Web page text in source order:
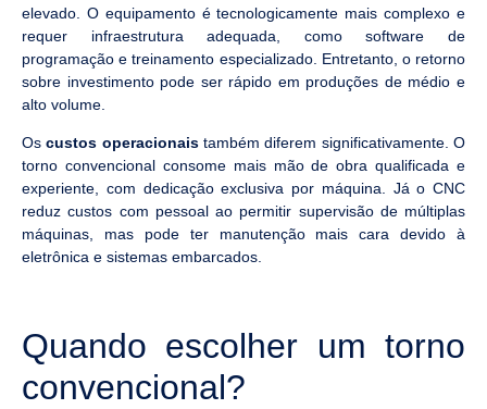
elevado. O equipamento é tecnologicamente mais complexo e
requer infraestrutura adequada, como software de
programação e treinamento especializado. Entretanto, o retorno
sobre investimento pode ser rápido em produções de médio e
alto volume.
Oscustos operacionaistambém diferem significativamente. O
torno convencional consome mais mão de obra qualificada e
experiente, com dedicação exclusiva por máquina. Já o CNC
reduz custos com pessoal ao permitir supervisão de múltiplas
máquinas, mas pode ter manutenção mais cara devido à
eletrônica e sistemas embarcados.
Quando escolher um torno
convencional?